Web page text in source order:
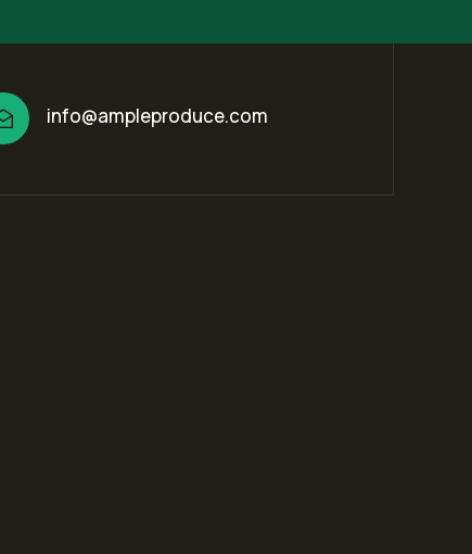
info@ampleproduce.com